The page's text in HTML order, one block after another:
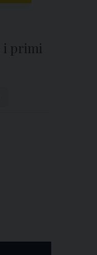
i primi